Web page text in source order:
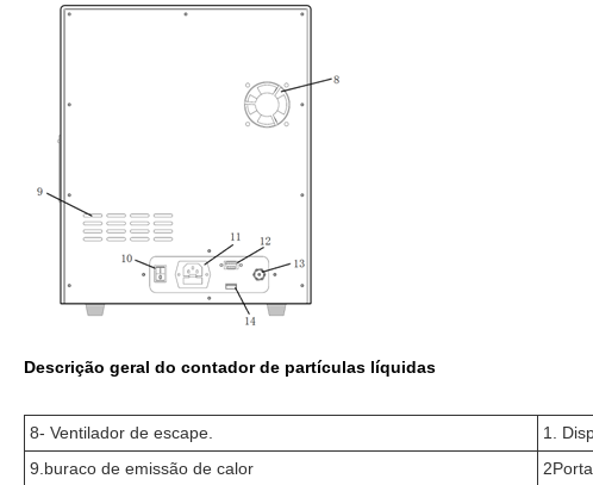
Descrição geral do contador de partículas líquidas
8- Ventilador de escape.
1.
9.buraco de emissão de calor